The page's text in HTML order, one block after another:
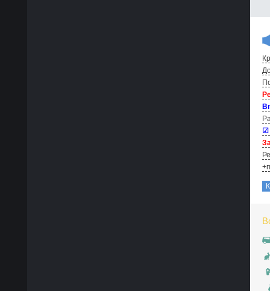
☑